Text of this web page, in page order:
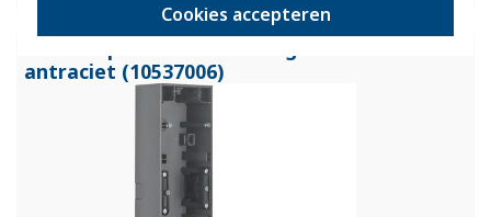
Cookies accepteren
antraciet (10537006)